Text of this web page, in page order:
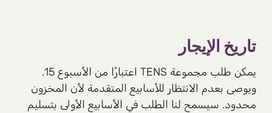
تاريخ الإيجار
يمكن طلب مجموعة TENS اعتبارًا من الأسبوع 15.
ويوصى بعدم الانتظار للأسابيع المتقدمة لأن المخزون
محدود. سيسمح لنا الطلب في الأسابيع الأولى بتسليم